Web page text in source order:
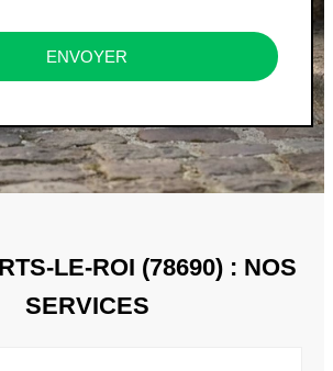
ENVOYER
LE-ROI (78690) : NOS
SERVICES